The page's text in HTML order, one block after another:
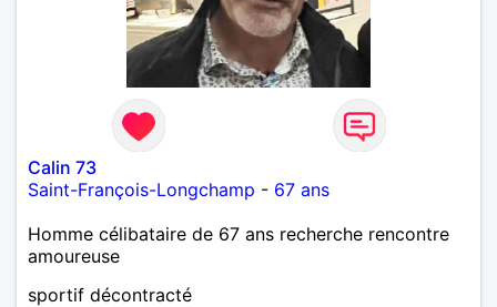
Calin 73
Saint-François-Longchamp - 67 ans
Homme célibataire de 67 ans recherche rencontre
amoureuse
sportif décontracté